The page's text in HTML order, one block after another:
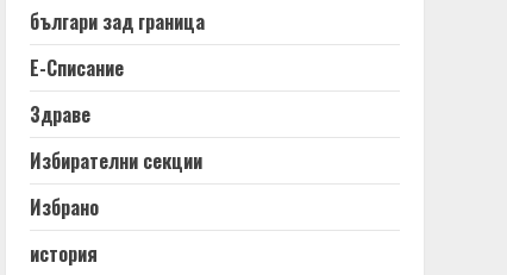
българи зад граница
Е-Списание
Здраве
Избирателни секции
Избрано
история